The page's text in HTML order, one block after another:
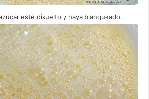
esté disuelto y haya blanqueado.